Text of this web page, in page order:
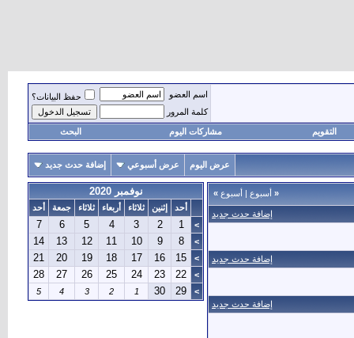
اسم العضو
حفظ البيانات؟
كلمة المرور
التقويم مشاركات اليوم البحث
عرض اليوم عرض أسبوعي إضافة حدث جديد
« أسبوع | أسبوع »
إضافة حدث جديد
إضافة حدث جديد
إضافة حدث جديد
نوفمبر 2020
أحد إثنين ثلاثاء أربعاء ثلاثاء جمعة
أحد
>
1
2
3
4
5
6
7
>
8
9
10
11
12
13
14
>
15
16
17
18
19
20
21
>
22
23
24
25
26
27
28
>
29
30
1
2
3
4
5